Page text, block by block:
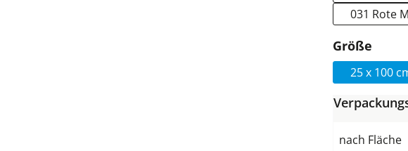
031 Rote
Größe
25 x 100
nach Fläche